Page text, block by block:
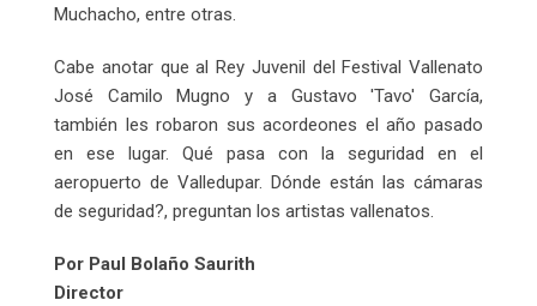
Muchacho, entre otras.
Cabe anotar que al Rey Juvenil del Festival Vallenato
José Camilo Mugno y a Gustavo 'Tavo' García,
también les robaron sus acordeones el año pasado
en ese lugar. Qué pasa con la seguridad en el
aeropuerto de Valledupar. Dónde están las cámaras
de seguridad?, preguntan los artistas vallenatos.
Por Paul Bolaño Saurith
Director